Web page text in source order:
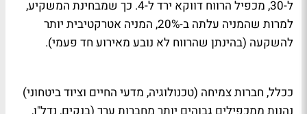
ל-30, מכפיל הרווח דווקא ירד ל-4. כך שמבחינת המשקיע,
למרות שהמניה עלתה ב-20%, המניה אטרקטיבית יותר
להשקעה (בהינתן שהרווח לא נובע מאירוע חד פעמי).
ככלל, חברות צמיחה (טכנולוגיה, מדעי החיים וציוד ביטחוני)